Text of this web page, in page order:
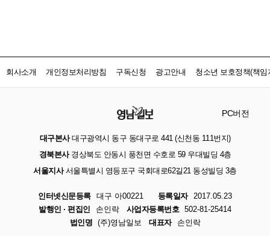
회사소개 개인정보처리방침 구독신청 광고안내 청소년 보호정책(책임
PC버전
대구본사대구광역시 동구 동대구로 441 (신천동 111번지)
경북본사경상북도 안동시 풍천면 수호로 59 우대빌딩 4층
서울지사서울특별시 영등포구 국회대로62길21 동성빌딩 3층
인터넷신문등록 대구 아00221 등록일자
2017.05.23
발행인 · 편집인
손인락 사업자등록번호 502-81-25414
법인명 (주)영남일보 대표자 손인락